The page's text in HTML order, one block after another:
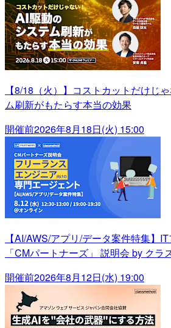
【8/18（火）】コストカットだけじ
ム刷新がもたらす本当の効果
開催前2026年8月18日(火) 15:00
【AI/AWS/アプリ/データ案件特集】
「CMパートナーズ」 説明会 by クラ
開催前2026年8月12日(水) 19:00